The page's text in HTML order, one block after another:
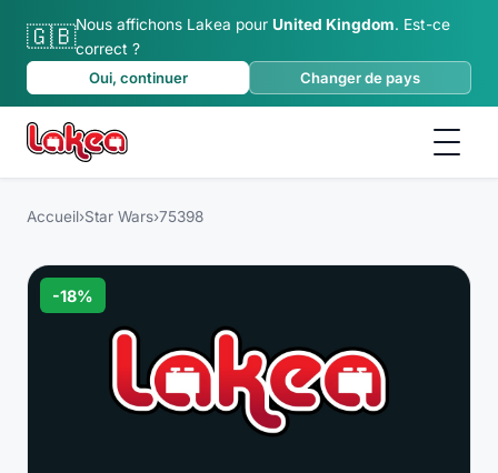
🇬🇧Nous affichons Lakea pour United Kingdom. Est-ce
correct ?
Oui, continuer
Changer de pays
Accueil›Star Wars›75398
-18%